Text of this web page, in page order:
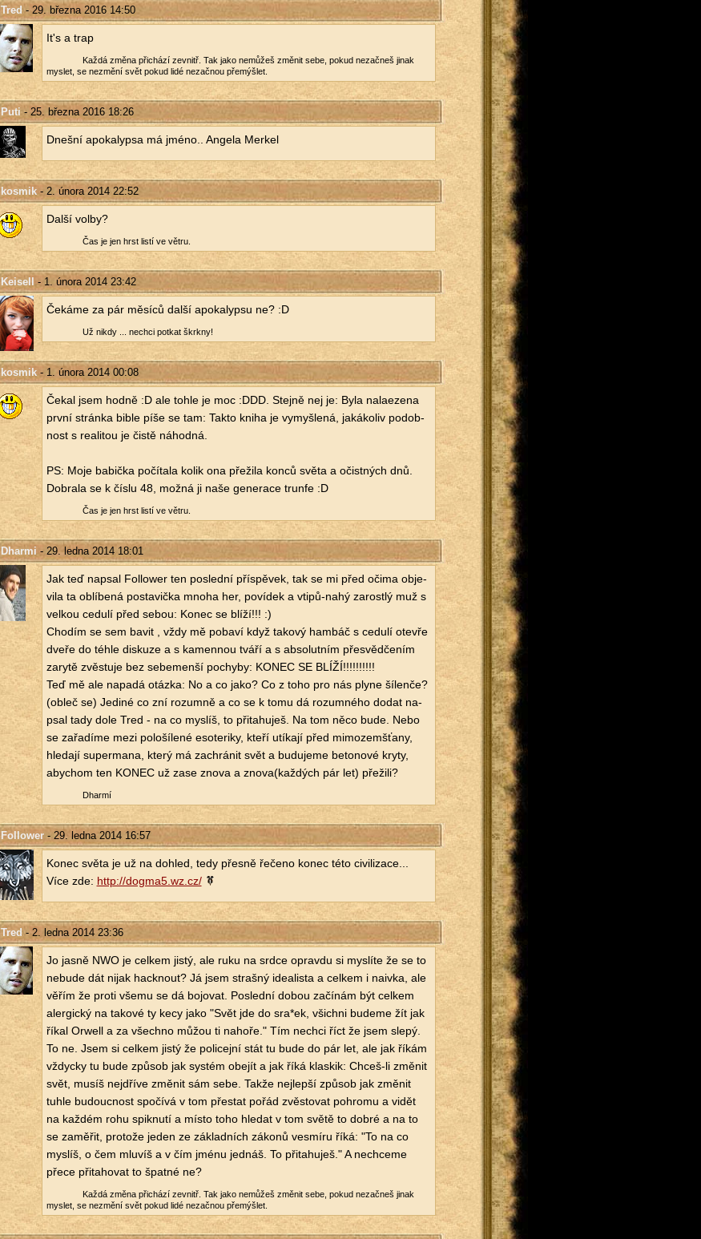
Tred - 29. března 2016 14:50
It's a trap
Každá změna při­chá­zí ze­vnitř. Tak jako ne­mů­žeš změ­nit sebe, pokud ne­začneš jinak
mys­let, se ne­změ­ní svět pokud lidé ne­zač­nou pře­mýš­let.
Puti - 25. března 2016 18:26
Dneš­ní apo­ka­ly­psa má jméno.. An­ge­la Mer­kel
kosmik- 2. února 2014 22:52
Další volby?
Čas je jen hrst listí ve větru.
Keisell - 1. února 2014 23:42
Če­ká­me za pár mě­sí­ců další apo­ka­ly­p­su ne? :D
Už nikdy ... ne­chci po­tkat škrk­ny!
kosmik- 1. února 2014 00:08
Čekal jsem hodně :D ale tohle je moc :DDD. Stej­ně nej je: Byla na­la­e­ze­na
první strán­ka bible píše se tam: Takto kniha je vy­myš­le­ná, ja­ká­ko­liv po­dob­
nost s re­a­li­tou je čistě ná­hod­ná.
PS: Moje ba­bič­ka po­čí­ta­la kolik ona pře­ži­la konců světa a očist­ných dnů.
Dobra­la se k číslu 48, možná ji naše ge­ne­ra­ce trun­fe :D
Čas je jen hrst listí ve větru.
Dharmi - 29. ledna 2014 18:01
Jak teď na­psal Follower ten po­sled­ní pří­spě­vek, tak se mi před očima ob­je­
vi­la ta ob­lí­be­ná po­sta­vič­ka mnoha her, po­ví­dek a vti­pů-na­hý za­rost­lý muž s
vel­kou ce­du­lí před sebou: Konec se blíží!!! :)
Cho­dím se sem bavit , vždy mě po­ba­ví když ta­ko­vý ham­báč s ce­du­lí ote­vře
dveře do téhle dis­ku­ze a s ka­men­nou tváří a s ab­so­lut­ním pře­svěd­če­ním
za­ry­tě zvěs­tu­je bez se­be­men­ší po­chy­by: KONEC SE BLÍŽÍ!!!!!!!!!!
Teď mě ale na­pa­dá otáz­ka: No a co jako? Co z toho pro nás plyne ší­len­če?
(obleč se) Je­di­né co zní ro­zum­ně a co se k tomu dá ro­zum­né­ho dodat na­
psal tady dole Tred - na co mys­líš, to při­ta­hu­ješ. Na tom něco bude. Nebo
se za­řa­dí­me mezi po­lo­ší­le­né eso­te­ri­ky, kteří utí­ka­jí před mi­mo­zemš­ťa­ny,
hle­da­jí su­per­ma­na, který má za­chrá­nit svět a bu­du­je­me be­to­no­vé kryty,
abychom ten KONEC už zase znova a znova(kaž­dých pár let) pře­ži­li?
Dhar­mí
Follower- 29. ledna 2014 16:57
Konec světa je už na do­hled, tedy přes­ně ře­če­no konec této ci­vi­li­za­ce...
Více zde: http://​dogma5.​wz.​cz/​
Tred - 2. ledna 2014 23:36
Jo jasně NWO je cel­kem jistý, ale ruku na srdce oprav­du si mys­lí­te že se to
ne­bu­de dát nijak hacknout? Já jsem straš­ný ide­a­lis­ta a cel­kem i na­iv­ka, ale
věřím že proti všemu se dá bo­jo­vat. Po­sled­ní dobou za­čí­nám být cel­kem
aler­gic­ký na ta­ko­vé ty kecy jako "Svět jde do sra*ek, všich­ni bu­de­me žít jak
říkal Orwell a za všech­no můžou ti na­ho­ře." Tím ne­chci říct že jsem slepý.
To ne. Jsem si cel­kem jistý že po­li­cej­ní stát tu bude do pár let, ale jak říkám
vždyc­ky tu bude způ­sob jak sys­tém obe­jít a jak říká klaskik: Chceš-li změ­nit
svět, musíš nejdří­ve změ­nit sám sebe. Takže nej­lep­ší způ­sob jak změ­nit
tuhle bu­douc­nost spo­čí­vá v tom pře­stat pořád zvěs­to­vat po­hro­mu a vidět
na kaž­dém rohu spik­nu­tí a místo toho hle­dat v tom světě to dobré a na to
se za­mě­řit, pro­to­že jeden ze zá­klad­ních zá­ko­nů vesmí­ru říká: "To na co
mys­líš, o čem mlu­víš a v čím jménu jed­náš. To při­ta­hu­ješ." A ne­chce­me
přece při­ta­ho­vat to špat­né ne?
Každá změna při­chá­zí ze­vnitř. Tak jako ne­mů­žeš změ­nit sebe, pokud ne­začneš jinak
mys­let, se ne­změ­ní svět pokud lidé ne­zač­nou pře­mýš­let.